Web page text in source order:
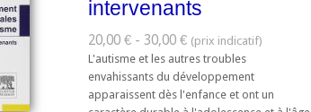
intervenants
20,00 € - 30,00 €
L'autisme et les autres troubles
envahissants du développement
apparaissent dès l'enfance et ont un